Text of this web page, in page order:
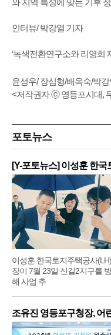
와 지역 특성에 맞는 기후
인터뷰/ 박강열 기자
‘녹색전환연구소와 리영희
윤성우/ 장심형/배옥숙/박
<저작권자 ⓒ 영등포시대,
포토뉴스
[Y-포토뉴스] 이성훈 한국
주
이성훈 한국토지주택공사
장이 7월 23일 신길2지구를
해 사업 추
조유진 영등포구청장, 어
기